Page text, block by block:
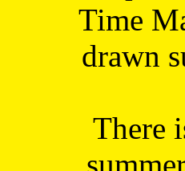
Time
drawn
There